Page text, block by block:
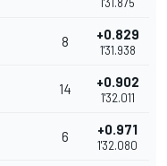
8 +0.829
1'31.938
14 +0.902
1'32.011
6 +0.971
1'32.080